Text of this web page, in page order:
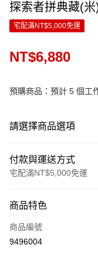
探索者拼典藏(
宅配滿NT$5,000免運
NT$6,880
預購商品：預計 5 個工
請選擇商品選項
付款與運送方式
宅配滿NT$5,000免運
信用卡一次付款
LINE Pay
商品特色
商品編號
9496004